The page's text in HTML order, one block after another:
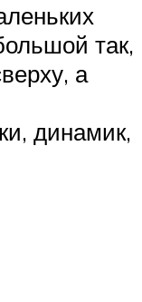
так,
а
динамик,